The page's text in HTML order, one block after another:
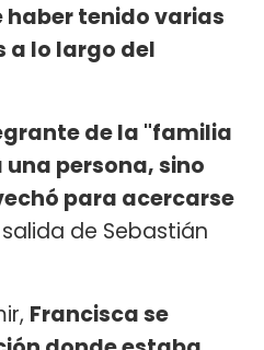
haber tenido varias
a lo largo del
de la "familia
una persona, sino
para acercarse
de Sebastián
Francisca se